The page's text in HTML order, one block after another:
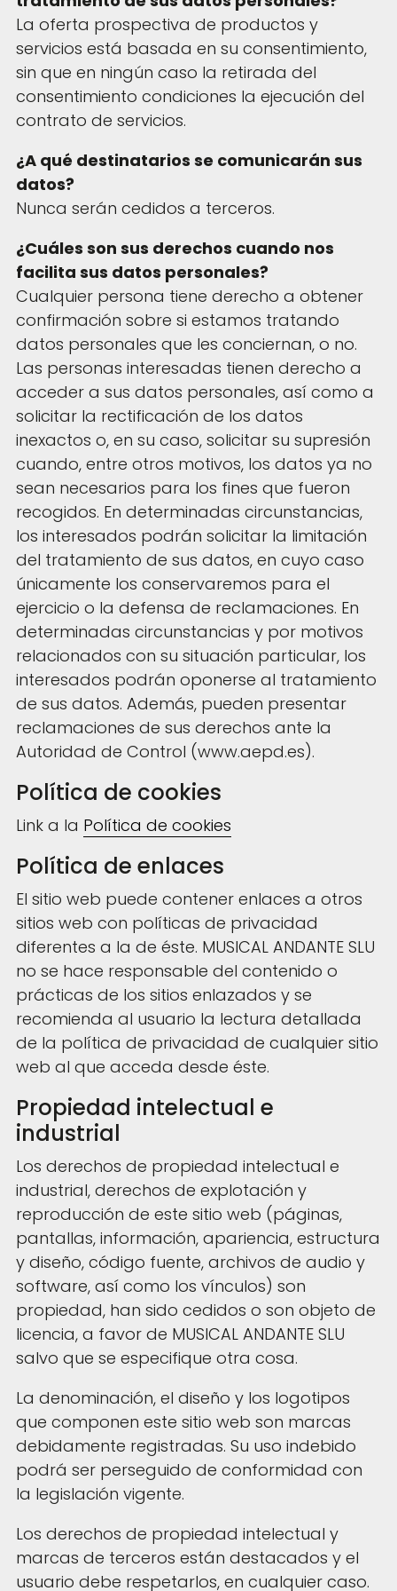
La oferta prospectiva de productos y
servicios está basada en su consentimiento,
sin que en ningún caso la retirada del
consentimiento condiciones la ejecución del
contrato de servicios.
¿A qué destinatarios se comunicarán sus
datos?
Nunca serán cedidos a terceros.
¿Cuáles son sus derechos cuando nos
facilita sus datos personales?
Cualquier persona tiene derecho a obtener
confirmación sobre si estamos tratando
datos personales que les conciernan, o no.
Las personas interesadas tienen derecho a
acceder a sus datos personales, así como a
solicitar la rectificación de los datos
inexactos o, en su caso, solicitar su supresión
cuando, entre otros motivos, los datos ya no
sean necesarios para los fines que fueron
recogidos. En determinadas circunstancias,
los interesados podrán solicitar la limitación
del tratamiento de sus datos, en cuyo caso
únicamente los conservaremos para el
ejercicio o la defensa de reclamaciones. En
determinadas circunstancias y por motivos
relacionados con su situación particular, los
interesados podrán oponerse al tratamiento
de sus datos. Además, pueden presentar
reclamaciones de sus derechos ante la
Autoridad de Control (www.aepd.es).
Política de cookies
Link a la Política de cookies
Política de enlaces
El sitio web puede contener enlaces a otros
sitios web con políticas de privacidad
diferentes a la de éste. MUSICAL ANDANTE SLU
no se hace responsable del contenido o
prácticas de los sitios enlazados y se
recomienda al usuario la lectura detallada
de la política de privacidad de cualquier sitio
web al que acceda desde éste.
Propiedad intelectual e
industrial
Los derechos de propiedad intelectual e
industrial, derechos de explotación y
reproducción de este sitio web (páginas,
pantallas, información, apariencia, estructura
y diseño, código fuente, archivos de audio y
software, así como los vínculos) son
propiedad, han sido cedidos o son objeto de
licencia, a favor de MUSICAL ANDANTE SLU
salvo que se especifique otra cosa.
La denominación, el diseño y los logotipos
que componen este sitio web son marcas
debidamente registradas. Su uso indebido
podrá ser perseguido de conformidad con
la legislación vigente.
Los derechos de propiedad intelectual y
marcas de terceros están destacados y el
usuario debe respetarlos, en cualquier caso.